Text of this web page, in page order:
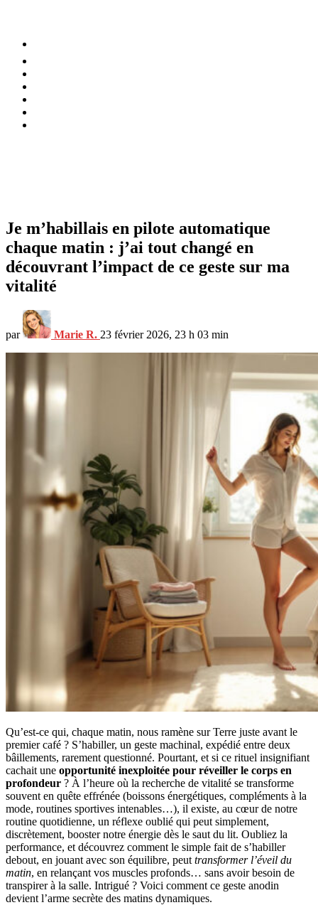
Je m’habillais en pilote automatique
chaque matin : j’ai tout changé en
découvrant l’impact de ce geste sur ma
vitalité
par Marie R. 23 février 2026, 23 h 03 min
Qu’est-ce qui, chaque matin, nous ramène sur Terre juste avant le
premier café ? S’habiller, un geste machinal, expédié entre deux
bâillements, rarement questionné. Pourtant, et si ce rituel insignifiant
cachait une opportunité inexploitée pour réveiller le corps en
profondeur ? À l’heure où la recherche de vitalité se transforme
souvent en quête effrénée (boissons énergétiques, compléments à la
mode, routines sportives intenables…), il existe, au cœur de notre
routine quotidienne, un réflexe oublié qui peut simplement,
discrètement, booster notre énergie dès le saut du lit. Oubliez la
performance, et découvrez comment le simple fait de s’habiller
debout, en jouant avec son équilibre, peut transformer l’éveil du
matin, en relançant vos muscles profonds… sans avoir besoin de
transpirer à la salle. Intrigué ? Voici comment ce geste anodin
devient l’arme secrète des matins dynamiques.